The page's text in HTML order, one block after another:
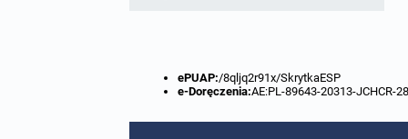
ePUAP:/8qljq2r91x/SkrytkaESP
e-Doręczenia:AE:PL-89643-20313-JCHCR-28